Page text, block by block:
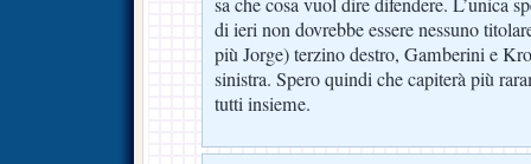
di ieri non dovrebbe essere nessuno
più Jorge) terzino destro, Gamberini e
sinistra. Spero quindi che capiterà più
tutti insieme.